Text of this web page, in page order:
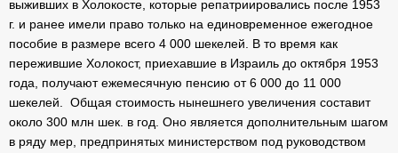
выживших в Холокосте, которые репатриировались после 1953
г. и ранее имели право только на единовременное ежегодное
пособие в размере всего 4 000 шекелей. В то время как
пережившие Холокост, приехавшие в Израиль до октября 1953
года, получают ежемесячную пенсию от 6 000 до 11 000
шекелей.
Общая стоимость нынешнего увеличения составит
около 300 млн шек. в год. Оно является дополнительным шагом
в ряду мер, предпринятых министерством под руководством